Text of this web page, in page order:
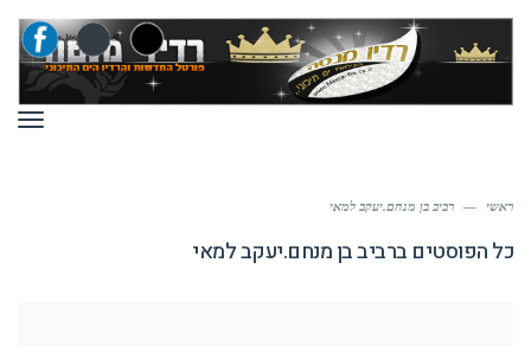
ראשי — רביב בן מנחם.יעקב למאי
כל הפוסטים ברביב בן מנחם.יעקב למאי